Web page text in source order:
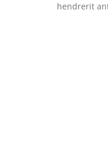
hendrerit